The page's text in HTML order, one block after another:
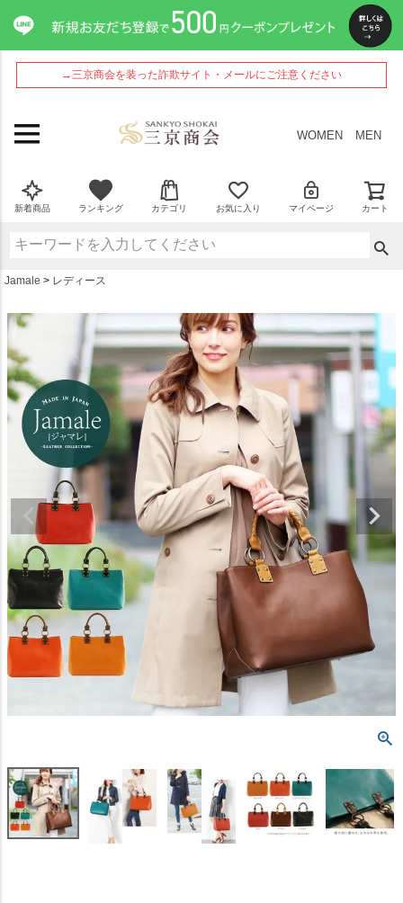
→三京商会を装った詐欺サイト・メールにご注意ください
WOMEN MEN
新着商品 ランキング カテゴリ お気に入り マイページ カート
Jamale レディース
ペー
ジト
ップ
へ